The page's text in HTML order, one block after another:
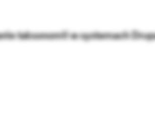
taksonomii w systemach